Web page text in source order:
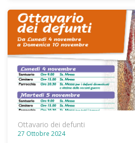
Ottavario dei defunti
27 Ottobre 2024